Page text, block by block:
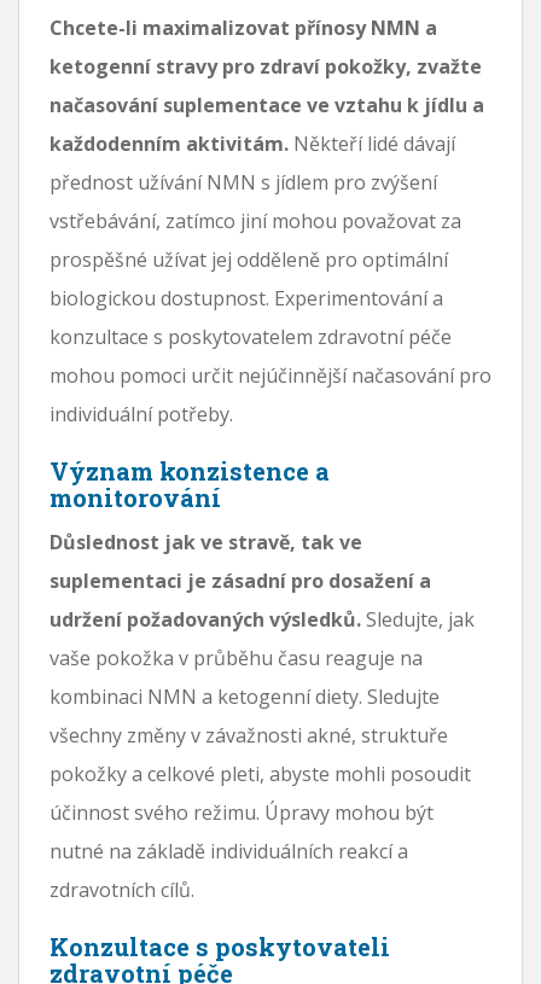
Chcete-li maximalizovat přínosy NMN a
ketogenní stravy pro zdraví pokožky, zvažte
načasování suplementace ve vztahu k jídlu a
každodenním aktivitám. Někteří lidé dávají
přednost užívání NMN s jídlem pro zvýšení
vstřebávání, zatímco jiní mohou považovat za
prospěšné užívat jej odděleně pro optimální
biologickou dostupnost. Experimentování a
konzultace s poskytovatelem zdravotní péče
mohou pomoci určit nejúčinnější načasování pro
individuální potřeby.
Význam konzistence a
monitorování
Důslednost jak ve stravě, tak ve
suplementaci je zásadní pro dosažení a
udržení požadovaných výsledků.Sledujte, jak
vaše pokožka v průběhu času reaguje na
kombinaci NMN a ketogenní diety. Sledujte
všechny změny v závažnosti akné, struktuře
pokožky a celkové pleti, abyste mohli posoudit
účinnost svého režimu. Úpravy mohou být
nutné na základě individuálních reakcí a
zdravotních cílů.
Konzultace s poskytovateli
zdravotní péče